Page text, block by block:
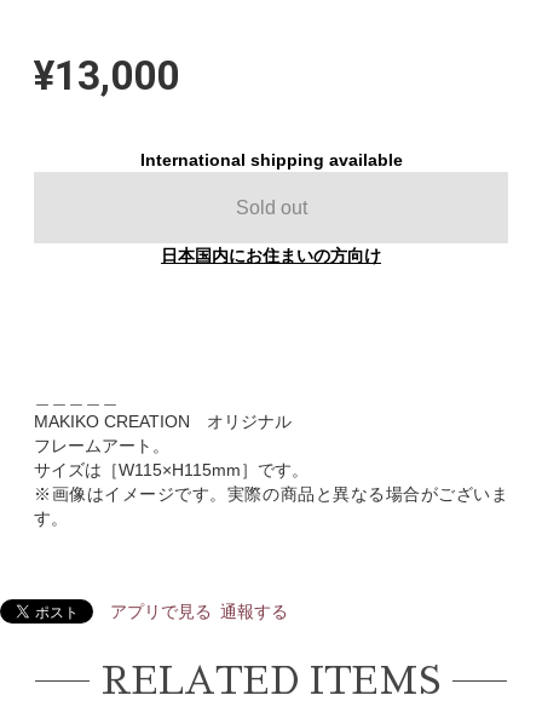
¥13,000
International shipping available
Sold out
日本国内にお住まいの方向け
MAKIKO CREATION オリジナル
フレームアート。
サイズは［W115×H115mm］です。
※画像はイメージです。実際の商品と異なる場合がございま
す。
アプリで見る 通報する
RELATED ITEMS